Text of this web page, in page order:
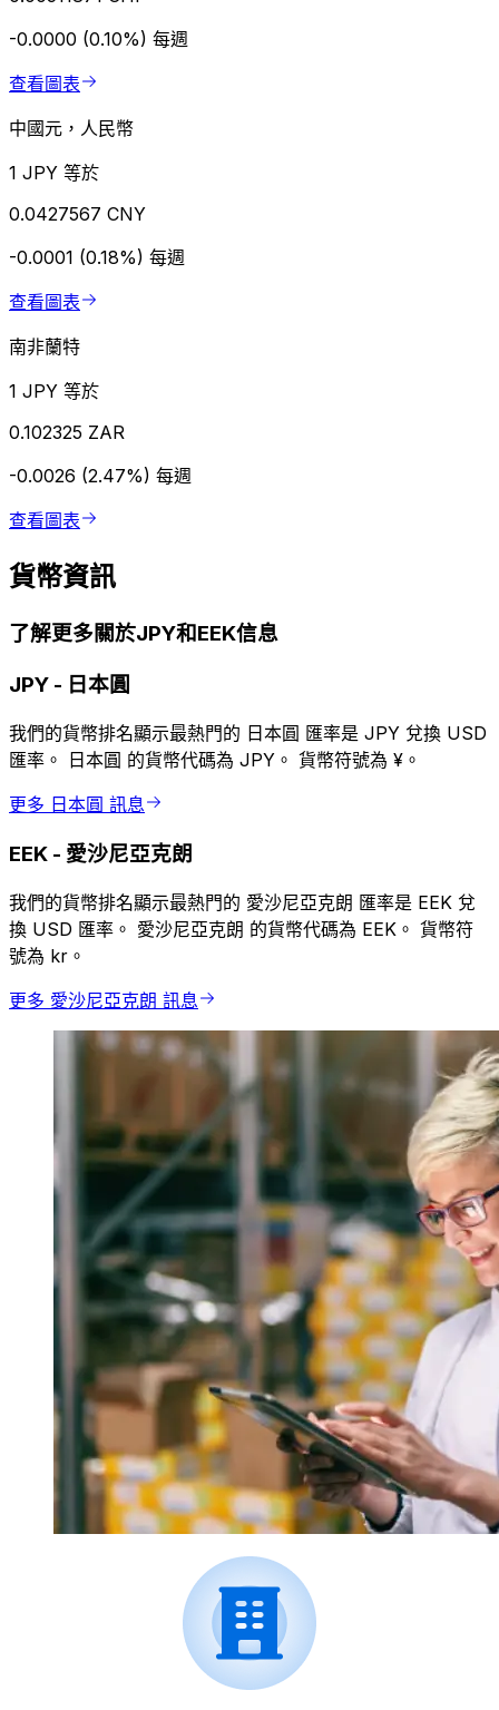
-0.0000 (0.10%) 每週
查看圖表
中國元，人民幣
1 JPY 等於
0.0427567 CNY
-0.0001 (0.18%) 每週
查看圖表
南非蘭特
1 JPY 等於
0.102325 ZAR
-0.0026 (2.47%) 每週
查看圖表
貨幣資訊
了解更多關於JPY和EEK信息
JPY - 日本圓
我們的貨幣排名顯示最熱門的 日本圓 匯率是 JPY 兌換 USD
匯率。 日本圓 的貨幣代碼為 JPY。 貨幣符號為 ¥。
更多 日本圓 訊息
EEK - 愛沙尼亞克朗
我們的貨幣排名顯示最熱門的 愛沙尼亞克朗 匯率是 EEK 兌
換 USD 匯率。 愛沙尼亞克朗 的貨幣代碼為 EEK。 貨幣符
號為 kr。
更多 愛沙尼亞克朗 訊息